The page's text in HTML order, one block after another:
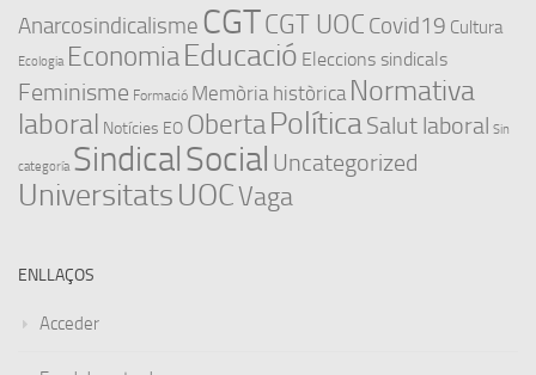
Anarcosindicalisme CGTCGT UOC Covid19 Cultura
Ecologia EconomiaEducació Eleccions sindicals
Feminisme Formació Memòria històrica Normativa
laboral Notícies EO ObertaPolíticaSalut laboral Sin
categoría SindicalSocial Uncategorized
UniversitatsUOCVaga
ENLLAÇOS
Acceder